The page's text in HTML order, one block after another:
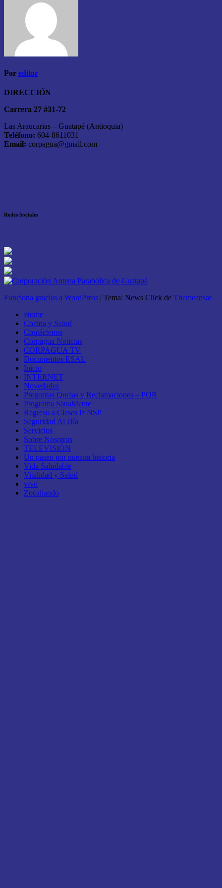
Por editor
DIRECCIÓN
Carrera 27 #31-72
Las Araucarias – Guatapé (Antioquia)
Teléfono: 604-8611031
Email: corpagua@gmail.com
Redes Sociales
Funciona gracias a WordPress | Tema: News Click de Themeansar
Home
Cocina y Salud
Contáctenos
Corpagua Noticias
CORPAGUA TV
Documentos ESAL
Inicio
INTERNET
Novedades
Preguntas Quejas y Reclamaciones – PQR
Programa SanaMente
Regreso a Clases IENSP
Seguridad Al Día
Servicios
Sobre Nosotros
TELEVISIÓN
Un paseo por nuestra historia
Vida Saludable
Vitalidad y Salud
vivo
Zocaliando